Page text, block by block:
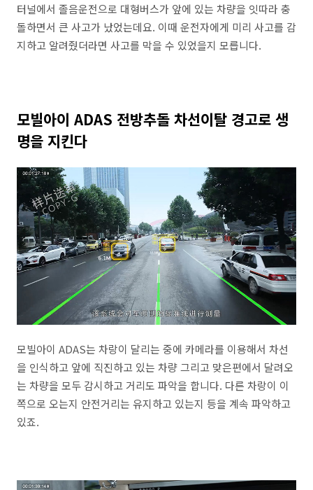
터널에서 졸음운전으로 대형버스가 앞에 있는 차량을 잇따라 충
돌하면서 큰 사고가 났었는데요. 이때 운전자에게 미리 사고를 감
지하고 알려줬더라면 사고를 막을 수 있었을지 모릅니다.
모빌아이 ADAS 전방추돌 차선이탈 경고로 생
명을 지킨다
모빌아이 ADAS는 차랑이 달리는 중에 카메라를 이용해서 차선
을 인식하고 앞에 직진하고 있는 차량 그리고 맞은편에서 달려오
는 차량을 모두 감시하고 거리도 파악을 합니다. 다른 차랑이 이
쪽으로 오는지 안전거리는 유지하고 있는지 등을 계속 파악하고
있죠.